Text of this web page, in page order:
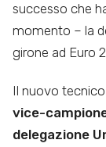
successo che
momento – la
girone ad Euro
Il nuovo tecnico
vice-
delegazione